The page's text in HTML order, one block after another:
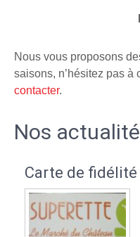
Nous vous proposons
saisons, n’hésitez pas à
contacter.
Nos
Carte de fidélité